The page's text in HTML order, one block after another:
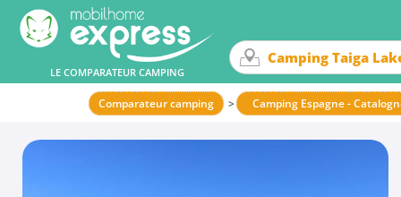
LE COMPARATEUR CAMPING
Comparateur camping Camping Espagne -